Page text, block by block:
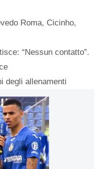
Roma, Cicinho,
“Nessun contatto”.
degli allenamenti